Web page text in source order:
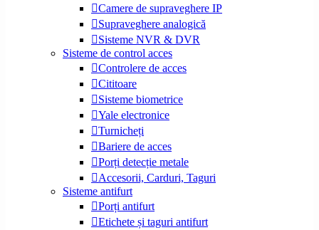
Camere de supraveghere IP
Supraveghere analogică
Sisteme NVR & DVR
Sisteme de control acces
Controlere de acces
Cititoare
Sisteme biometrice
Yale electronice
Turnicheți
Bariere de acces
Porți detecție metale
Accesorii, Carduri, Taguri
Sisteme antifurt
Porți antifurt
Etichete și taguri antifurt